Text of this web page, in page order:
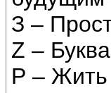
З –
Z –
Р – Жить